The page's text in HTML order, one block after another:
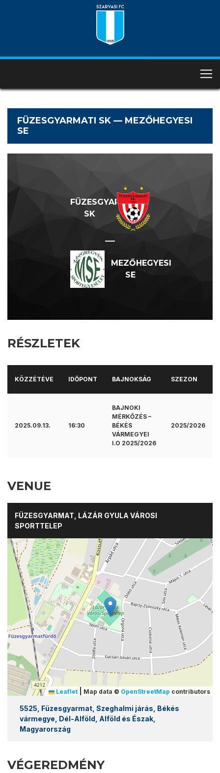
FÜZESGYARMATI SK — MEZŐHEGYESI
SE
FÜZESGYARMATI
SK
—
MEZŐHEGYESI
SE
RÉSZLETEK
KÖZZÉTÉVE IDŐPONT BAJNOKSÁG SZEZON
2025.09.13. 16:30
BAJNOKI
MÉRKŐZÉS –
BÉKÉS
VÁRMEGYEI
I.O 2025/2026
2025/2026
VENUE
FÜZESGYARMAT, LÁZÁR GYULA VÁROSI
SPORTTELEP
Leaflet Map data © OpenStreetMap contributors
5525, Füzesgyarmat, Szeghalmi járás, Békés
vármegye, Dél-Alföld, Alföld és Észak,
Magyarország
VÉGEREDMÉNY